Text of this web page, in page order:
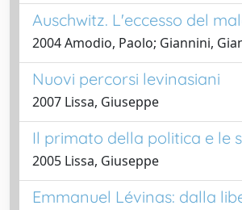
Auschwitz. L'eccesso del
2004 Amodio, Paolo; Giannini,
Nuovi percorsi levinasiani
2007 Lissa, Giuseppe
Il primato della politica e le
2005 Lissa, Giuseppe
Emmanuel Lévinas: dalla